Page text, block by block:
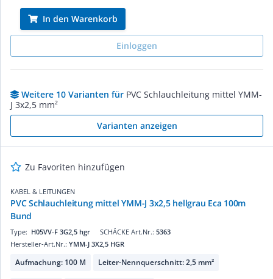
In den Warenkorb
Einloggen
Weitere 10 Varianten für PVC Schlauchleitung mittel YMM-
J 3x2,5 mm²
Varianten anzeigen
Zu Favoriten hinzufügen
KABEL & LEITUNGEN
PVC Schlauchleitung mittel YMM-J 3x2,5 hellgrau Eca 100m
Bund
SCHÄCKE Art.Nr.: 5363
Type: H05VV-F 3G2,5 hgr
Hersteller-Art.Nr.: YMM-J 3X2,5 HGR
Aufmachung: 100 M Leiter-Nennquerschnitt: 2,5 mm²